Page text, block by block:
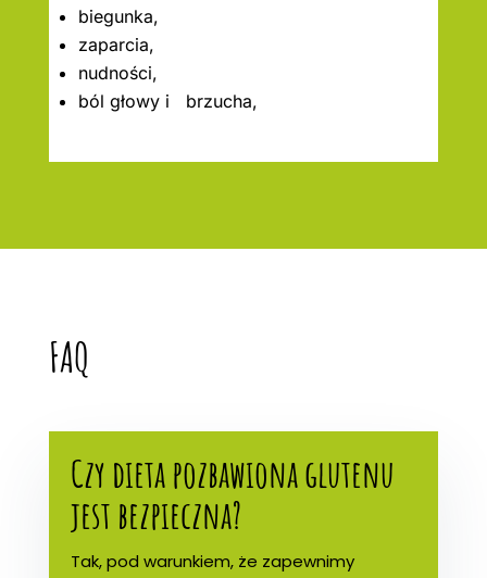
biegunka,
zaparcia,
nudności,
ból głowy i brzucha,
FAQ
Czy dieta pozbawiona glutenu
jest bezpieczna?
Tak, pod warunkiem, że zapewnimy